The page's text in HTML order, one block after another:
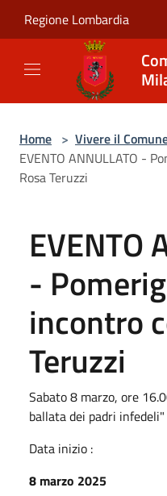
Regione Lombardia
Home > Vivere il
EVENTO ANNULLATO -
Rosa Teruzzi
EVENTO
-
incontro
Teruzzi
Sabato 8 marzo, ore
ballata dei padri infedeli"
Data inizio :
8 marzo 2025